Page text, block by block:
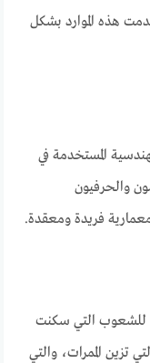
هذه الموارد بشكل
المستخدمة في
والحرفيون
معمارية فريدة ومعقدة.
للشعوب التي سكنت
تزين الممرات، والتي